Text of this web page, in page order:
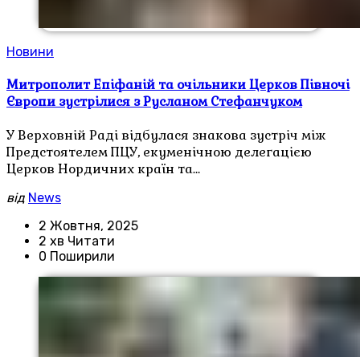
Новини
Митрополит Епіфаній та очільники Церков Півночі
Європи зустрілися з Русланом Стефанчуком
У Верховній Раді відбулася знакова зустріч між
Предстоятелем ПЦУ, екуменічною делегацією
Церков Нордичних країн та…
від News
2 Жовтня, 2025
2 хв Читати
0 Поширили